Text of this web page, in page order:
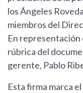
los Ángeles
miembros del
En representación
rúbrica del
gerente, Pablo
Esta firma marca